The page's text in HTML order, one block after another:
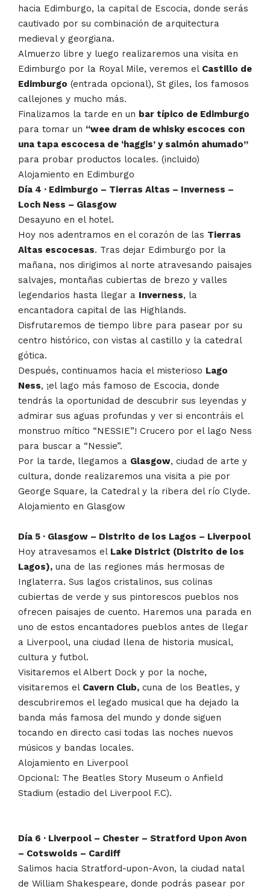
hacia Edimburgo, la capital de Escocia, donde serás
cautivado por su combinación de arquitectura
medieval y georgiana.
Almuerzo libre y luego realizaremos una visita en
Edimburgo por la Royal Mile, veremos el Castillo de
Edimburgo (entrada opcional), St giles, los famosos
callejones y mucho más.
Finalizamos la tarde en un bar típico de Edimburgo
para tomar un “wee dram de whisky escoces con
una tapa escocesa de ‘haggis’ y salmón ahumado”
para probar productos locales. (incluido)
Alojamiento en Edimburgo
Día 4 · Edimburgo – Tierras Altas – Inverness –
Loch Ness – Glasgow
Desayuno en el hotel.
Hoy nos adentramos en el corazón de las Tierras
Altas escocesas. Tras dejar Edimburgo por la
mañana, nos dirigimos al norte atravesando paisajes
salvajes, montañas cubiertas de brezo y valles
legendarios hasta llegar a Inverness, la
encantadora capital de las Highlands.
Disfrutaremos de tiempo libre para pasear por su
centro histórico, con vistas al castillo y la catedral
gótica.
Después, continuamos hacia el misterioso Lago
Ness, ¡el lago más famoso de Escocia, donde
tendrás la oportunidad de descubrir sus leyendas y
admirar sus aguas profundas y ver si encontráis el
monstruo mítico “NESSIE”! Crucero por el lago Ness
para buscar a “Nessie”.
Por la tarde, llegamos a Glasgow, ciudad de arte y
cultura, donde realizaremos una visita a pie por
George Square, la Catedral y la ribera del río Clyde.
Alojamiento en Glasgow
Día 5 · Glasgow – Distrito de los Lagos – Liverpool
Hoy atravesamos el Lake District (Distrito de los
Lagos), una de las regiones más hermosas de
Inglaterra. Sus lagos cristalinos, sus colinas
cubiertas de verde y sus pintorescos pueblos nos
ofrecen paisajes de cuento. Haremos una parada en
uno de estos encantadores pueblos antes de llegar
a Liverpool, una ciudad llena de historia musical,
cultura y futbol.
Visitaremos el Albert Dock y por la noche,
visitaremos el Cavern Club, cuna de los Beatles, y
descubriremos el legado musical que ha dejado la
banda más famosa del mundo y donde siguen
tocando en directo casi todas las noches nuevos
músicos y bandas locales.
Alojamiento en Liverpool
Opcional: The Beatles Story Museum o Anfield
Stadium (estadio del Liverpool F.C).
Día 6 · Liverpool – Chester – Stratford Upon Avon
– Cotswolds – Cardiff
Salimos hacia Stratford-upon-Avon, la ciudad natal
de William Shakespeare, donde podrás pasear por